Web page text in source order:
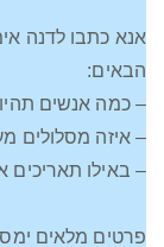
אנא כתבו לדנה
הבאים:
– כמה אנשים
– איזה מסלולים
– באילו תאריכים
פרטים מלאים